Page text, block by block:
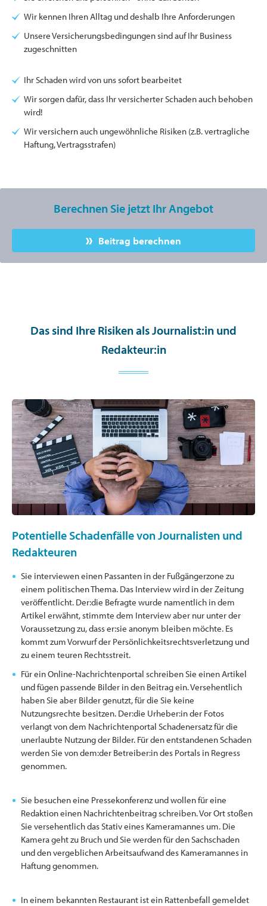
Wir kennen Ihren Alltag und deshalb Ihre Anforderungen
Unsere Versicherungsbedingungen sind auf Ihr Business
zugeschnitten
Ihr Schaden wird von uns sofort bearbeitet
Wir sorgen dafür, dass Ihr versicherter Schaden auch behoben
wird!
Wir versichern auch ungewöhnliche Risiken (z.B. vertragliche
Haftung, Vertragsstrafen)
Berechnen Sie jetzt Ihr Angebot
Beitrag berechnen
Das sind Ihre Risiken als Journalist:in und
Redakteur:in
Potentielle Schadenfälle von Journalisten und
Redakteuren
Sie interviewen einen Passanten in der Fußgängerzone zu
einem politischen Thema. Das Interview wird in der Zeitung
veröffentlicht. Der:die Befragte wurde namentlich in dem
Artikel erwähnt, stimmte dem Interview aber nur unter der
Voraussetzung zu, dass er:sie anonym bleiben möchte. Es
kommt zum Vorwurf der Persönlichkeitsrechtsverletzung und
zu einem teuren Rechtsstreit.
Für ein Online-Nachrichtenportal schreiben Sie einen Artikel
und fügen passende Bilder in den Beitrag ein. Versehentlich
haben Sie aber Bilder genutzt, für die Sie keine
Nutzungsrechte besitzen. Der:die Urheber:in der Fotos
verlangt von dem Nachrichtenportal Schadenersatz für die
unerlaubte Nutzung der Bilder. Für den entstandenen Schaden
werden Sie von dem:der Betreiber:in des Portals in Regress
genommen.
Sie besuchen eine Pressekonferenz und wollen für eine
Redaktion einen Nachrichtenbeitrag schreiben. Vor Ort stoßen
Sie versehentlich das Stativ eines Kameramannes um. Die
Kamera geht zu Bruch und Sie werden für den Sachschaden
und den vergeblichen Arbeitsaufwand des Kameramannes in
Haftung genommen.
In einem bekannten Restaurant ist ein Rattenbefall gemeldet